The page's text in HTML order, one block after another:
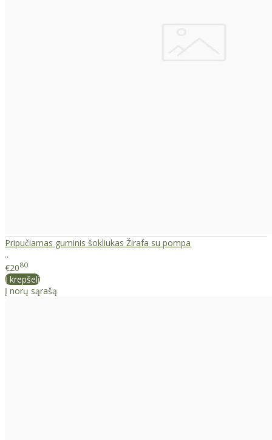
Pripučiamas guminis šokliukas Žirafa su pompa
..
€2080
Į krepšelį
Į norų sąrašą